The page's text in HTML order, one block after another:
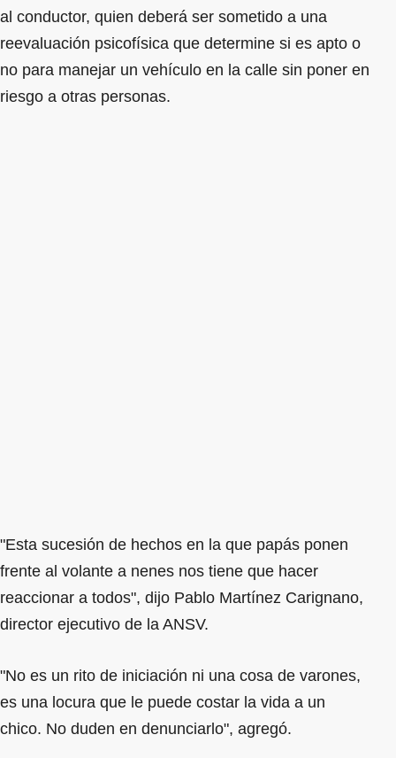
al conductor, quien deberá ser sometido a una
reevaluación psicofísica que determine si es apto o
no para manejar un vehículo en la calle sin poner en
riesgo a otras personas.
"Esta sucesión de hechos en la que papás ponen
frente al volante a nenes nos tiene que hacer
reaccionar a todos", dijo Pablo Martínez Carignano,
director ejecutivo de la ANSV.
"No es un rito de iniciación ni una cosa de varones,
es una locura que le puede costar la vida a un
chico. No duden en denunciarlo", agregó.